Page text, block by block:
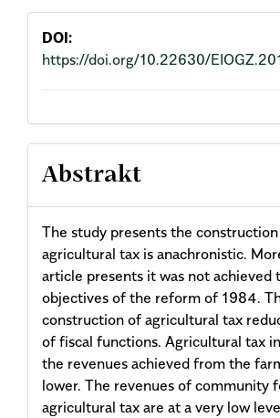
DOI:
https://doi.org/10.22630/
Abstrakt
The study presents the
agricultural tax is anachronistic.
article presents it was not achieved
objectives of the reform of 1984.
construction of agricultural tax
of fiscal functions. Agricultural tax
the revenues achieved from the
lower. The revenues of community
agricultural tax are at a very low